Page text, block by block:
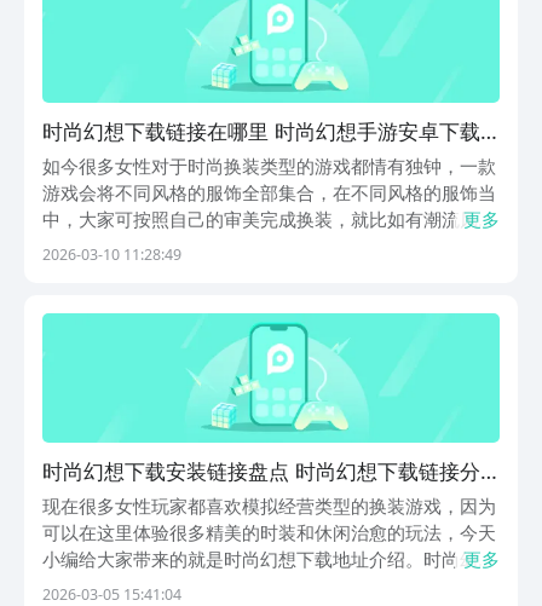
时尚幻想下载链接在哪里 时尚幻想手游安卓下载
方式推荐
如今很多女性对于时尚换装类型的游戏都情有独钟，一款
游戏会将不同风格的服饰全部集合，在不同风格的服饰当
中，大家可按照自己的审美完成换装，就比如有潮流风或
者是古风等等。时尚幻想下载的地址更是人们特别关心
里，...
更多
2026-03-10 11:28:49
时尚幻想下载安装链接盘点 时尚幻想下载链接分
享
现在很多女性玩家都喜欢模拟经营类型的换装游戏，因为
可以在这里体验很多精美的时装和休闲治愈的玩法，今天
小编给大家带来的就是时尚幻想下载地址介绍。时尚幻想
就是这样一款很受大家期待的换装社交养成类手游，玩家
更多
2026-03-05 15:41:04